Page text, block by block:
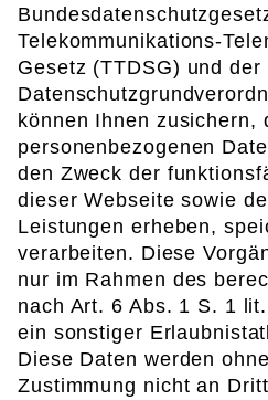
Telekommunikations-
Gesetz (TTDSG) und der
können Ihnen zusichern,
personenbezogenen
den Zweck der
dieser Webseite sowie
Leistungen erheben,
verarbeiten. Diese
nur im Rahmen des
nach Art. 6 Abs. 1 S. 1
ein sonstiger
Diese Daten werden
Zustimmung nicht an